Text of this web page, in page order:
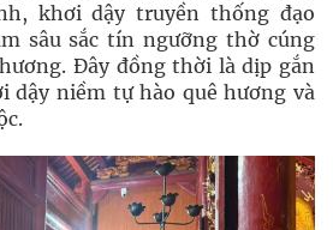
khơi dậy truyền thống đạo
sâu sắc tín ngưỡng thờ cúng
Đây đồng thời là dịp gắn
dậy niềm tự hào quê hương và